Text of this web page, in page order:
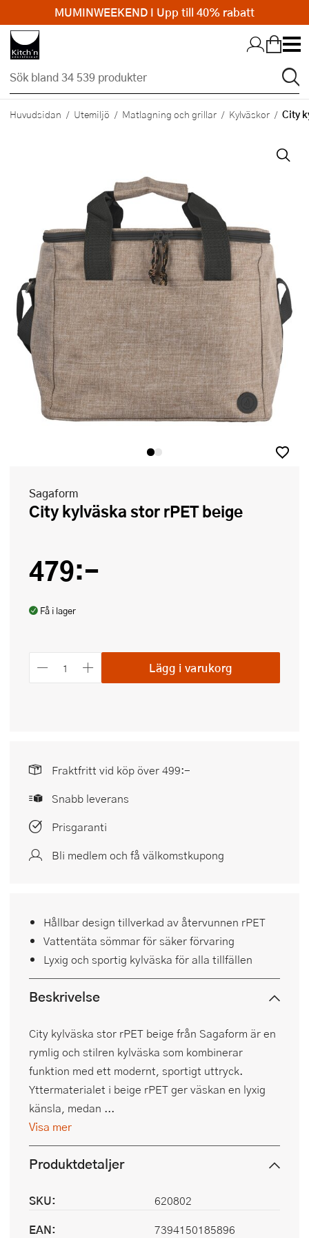
Hopp till huvudinnehållet
Huvudsidan Utemiljö Matlagning och grillar Kylväskor City
Sagaform
City kylväska stor rPET beige
479:-
Få i lager
Lägg i varukorg
Fraktfritt vid köp över 499:-
Snabb leverans
Prisgaranti
Bli medlem och få välkomstkupong
Hållbar design tillverkad av återvunnen rPET
Vattentäta sömmar för säker förvaring
Lyxig och sportig kylväska för alla tillfällen
Beskrivelse
City kylväska stor rPET beige från Sagaform är en
rymlig och stilren kylväska som kombinerar
funktion med ett modernt, sportigt uttryck.
Yttermaterialet i beige rPET ger väskan en lyxig
känsla, medan ...
Visa mer
Produktdetaljer
SKU:
620802
EAN:
7394150185896
MUMINWEEKEND I Upp till 40% rabatt